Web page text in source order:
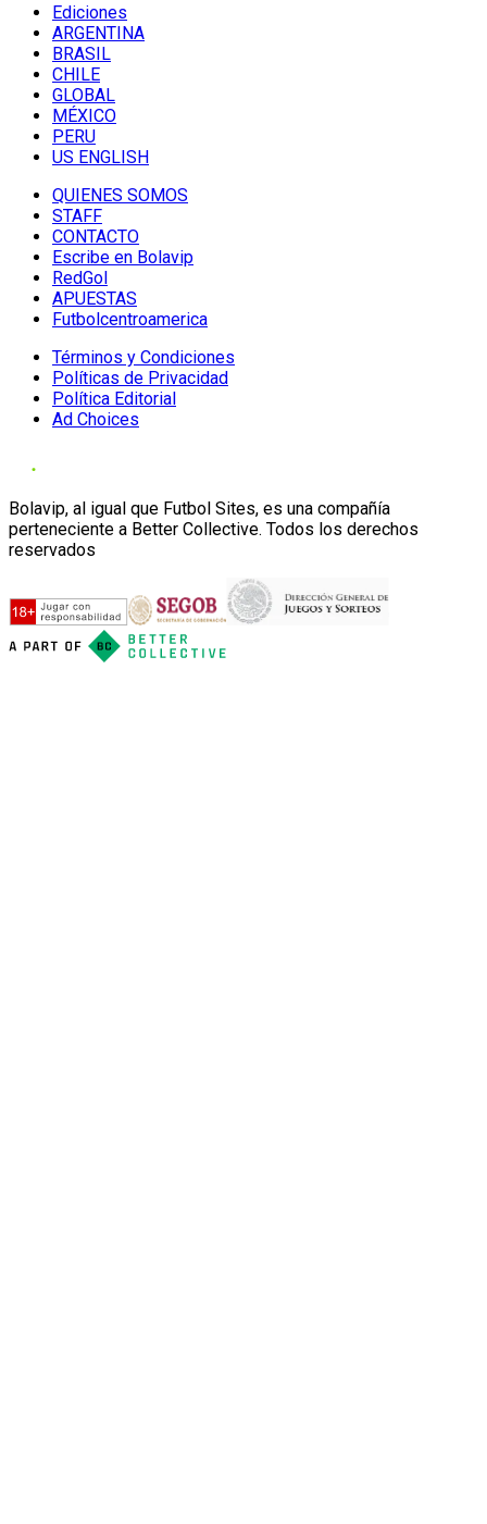
Ediciones
ARGENTINA
BRASIL
CHILE
GLOBAL
MÉXICO
PERU
US ENGLISH
QUIENES SOMOS
STAFF
CONTACTO
Escribe en Bolavip
RedGol
APUESTAS
Futbolcentroamerica
Términos y Condiciones
Políticas de Privacidad
Política Editorial
Ad Choices
Bolavip, al igual que Futbol Sites, es una compañía
perteneciente a Better Collective. Todos los derechos
reservados